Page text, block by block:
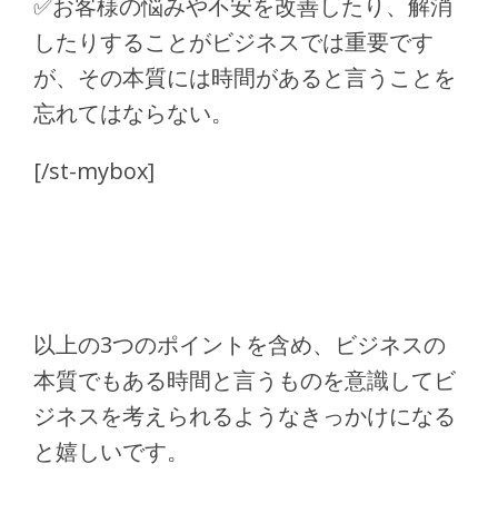
✅お客様の悩みや不安を改善したり、解消
したりすることがビジネスでは重要です
が、その本質には時間があると言うことを
忘れてはならない。
[/st-mybox]
以上の3つのポイントを含め、ビジネスの
本質でもある時間と言うものを意識してビ
ジネスを考えられるようなきっかけになる
と嬉しいです。